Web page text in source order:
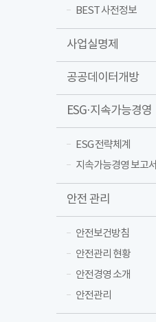
BEST 사전정보
사업실명제
공공데이터개방
ESG·지속가능경영
ESG 전략체계
지속가능경영 보고서
안전 관리
안전보건방침
안전관리 현황
안전경영 소개
안전관리